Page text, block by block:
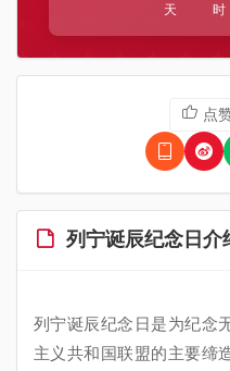
天 时
点
列宁诞辰纪念日介
列宁诞辰纪念日是为纪念
主义共和国联盟的主要缔